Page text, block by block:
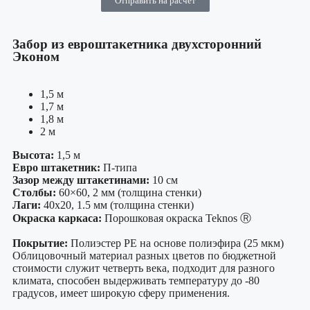
Забор из евроштакетника двухсторонний
Эконом
1,5 м
1,7 м
1,8 м
2 м
Высота: 1,5 м
Евро штакетник: П-типа
Зазор между штакетинами: 10 см
Столбы: 60×60, 2 мм (толщина стенки)
Лаги: 40х20, 1.5 мм (толщина стенки)
Окраска каркаса: Порошковая окраска Teknos Ⓡ
Покрытие: Полиэстер PE на основе полиэфира (25 мкм)
Облицовочный материал разных цветов по бюджетной
стоимости служит четверть века, подходит для разного
климата, способен выдерживать температуру до -80
градусов, имеет широкую сферу применения.